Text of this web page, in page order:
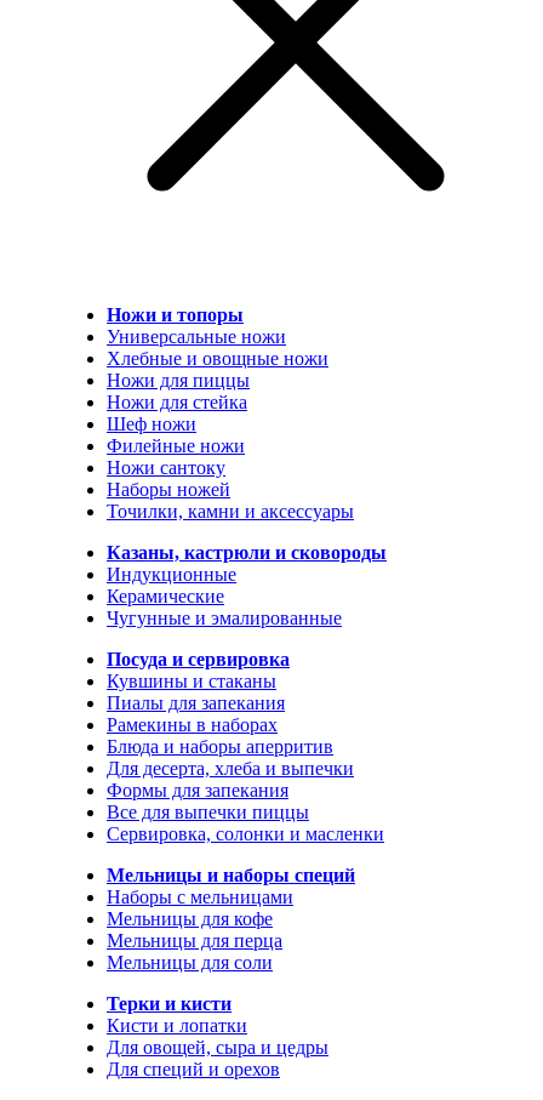
Ножи и топоры
Универсальные ножи
Хлебные и овощные ножи
Ножи для пиццы
Ножи для стейка
Шеф ножи
Филейные ножи
Ножи сантоку
Наборы ножей
Точилки, камни и аксессуары
Казаны, кастрюли и сковороды
Индукционные
Керамические
Чугунные и эмалированные
Посуда и сервировка
Кувшины и стаканы
Пиалы для запекания
Рамекины в наборах
Блюда и наборы аперритив
Для десерта, хлеба и выпечки
Формы для запекания
Все для выпечки пиццы
Сервировка, солонки и масленки
Мельницы и наборы специй
Наборы с мельницами
Мельницы для кофе
Мельницы для перца
Мельницы для соли
Терки и кисти
Кисти и лопатки
Для овощей, сыра и цедры
Для специй и орехов